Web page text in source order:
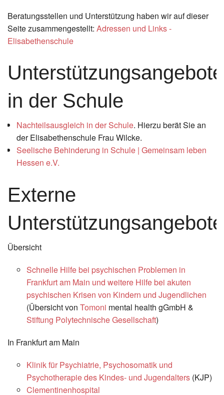
Beratungsstellen und Unterstützung haben wir auf dieser
Seite zusammengestellt: Adressen und Links -
Elisabethenschule
Unterstützungsangebote
in der Schule
Nachteilsausgleich in der Schule. Hierzu berät Sie an
der Elisabethenschule Frau Wilcke.
Seelische Behinderung in Schule | Gemeinsam leben
Hessen e.V.
Externe
Unterstützungsangebote
Übersicht
Schnelle Hilfe bei psychischen Problemen in
Frankfurt am Main und weitere Hilfe bei akuten
psychischen Krisen von Kindern und Jugendlichen
(Übersicht von Tomoni mental health gGmbH &
Stiftung Polytechnische Gesellschaft)
In Frankfurt am Main
Klinik für Psychiatrie, Psychosomatik und
Psychotherapie des Kindes- und Jugendalters(KJP)
Clementinenhospital